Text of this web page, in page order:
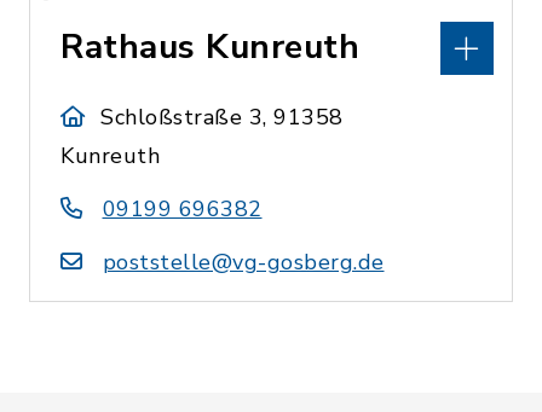
Rathaus Kunreuth
Schloßstraße 3, 91358
Kunreuth
09199 696382
poststelle@vg-gosberg.de